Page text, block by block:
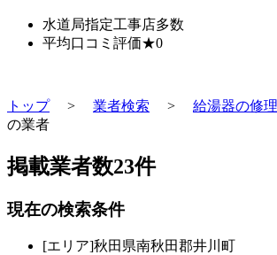
水道局指定工事店多数
平均口コミ評価★0
トップ> 業者検索 > 給湯器の修
の業者
掲載業者数23件
現在の検索条件
[エリア]秋田県南秋田郡井川町